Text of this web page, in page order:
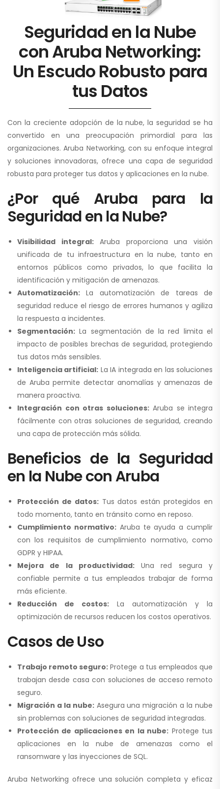
Seguridad en la Nube
con Aruba Networking:
Un Escudo Robusto para
tus Datos
Con la creciente adopción de la nube, la seguridad se ha
convertido en una preocupación primordial para las
organizaciones. Aruba Networking, con su enfoque integral
y soluciones innovadoras, ofrece una capa de seguridad
robusta para proteger tus datos y aplicaciones en la nube.
¿Por qué Aruba para la
Seguridad en la Nube?
Visibilidad integral:Aruba proporciona una visión
unificada de tu infraestructura en la nube, tanto en
entornos públicos como privados, lo que facilita la
identificación y mitigación de amenazas.
Automatización: La automatización de tareas de
seguridad reduce el riesgo de errores humanos y agiliza
la respuesta a incidentes.
Segmentación: La segmentación de la red limita el
impacto de posibles brechas de seguridad, protegiendo
tus datos más sensibles.
Inteligencia artificial: La IA integrada en las soluciones
de Aruba permite detectar anomalías y amenazas de
manera proactiva.
Integración con otras soluciones:Aruba se integra
fácilmente con otras soluciones de seguridad, creando
una capa de protección más sólida.
Beneficios de la Seguridad
en la Nube con Aruba
Protección de datos:Tus datos están protegidos en
todo momento, tanto en tránsito como en reposo.
Cumplimiento normativo:Aruba te ayuda a cumplir
con los requisitos de cumplimiento normativo, como
GDPR y HIPAA.
Mejora de la productividad:Una red segura y
confiable permite a tus empleados trabajar de forma
más eficiente.
Reducción de costos: La automatización y la
optimización de recursos reducen los costos operativos.
Casos de Uso
Trabajo remoto seguro: Protege a tus empleados que
trabajan desde casa con soluciones de acceso remoto
seguro.
Migración a la nube:Asegura una migración a la nube
sin problemas con soluciones de seguridad integradas.
Protección de aplicaciones en la nube: Protege tus
aplicaciones en la nube de amenazas como el
ransomware y las inyecciones de SQL.
Aruba Networking ofrece una solución completa y eficaz